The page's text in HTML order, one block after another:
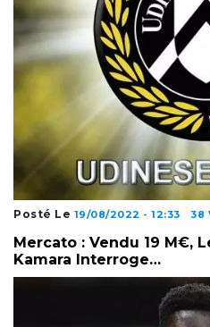
Posté Le 19/08/2022 - 12:33 38
Mercato : Vendu 19 M€,
Kamara Interroge…